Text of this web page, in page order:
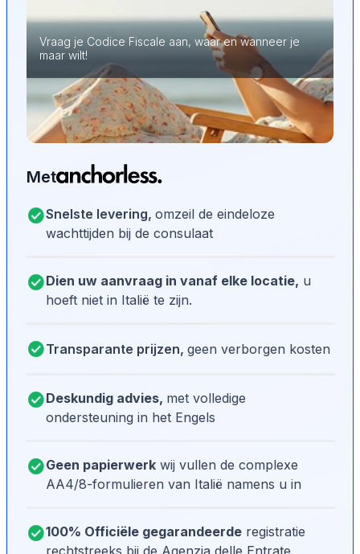
Vraag je Codice Fiscale aan, waar en wanneer je
maar wilt!
Met
Snelste levering, omzeil de eindeloze
wachttijden bij de consulaat
Dien uw aanvraag in vanaf elke locatie, u
hoeft niet in Italië te zijn.
Transparante prijzen, geen verborgen kosten
Deskundig advies, met volledige
ondersteuning in het Engels
Geen papierwerk wij vullen de complexe
AA4/8-formulieren van Italië namens u in
100% Officiële gegarandeerde registratie